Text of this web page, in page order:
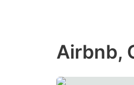
Airbnb,